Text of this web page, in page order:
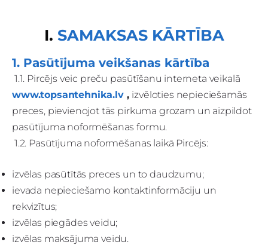
I. SAMAKSAS KĀRTĪBA
1. Pasūtījuma veikšanas kārtība
1.1. Pircējs veic preču pasūtīšanu interneta veikalā
www.topsantehnika.lv, izvēloties nepieciešamās
preces, pievienojot tās pirkuma grozam un aizpildot
pasūtījuma noformēšanas formu.
1.2. Pasūtījuma noformēšanas laikā Pircējs:
izvēlas pasūtītās preces un to daudzumu;
ievada nepieciešamo kontaktinformāciju un
rekvizītus;
izvēlas piegādes veidu;
izvēlas maksājuma veidu.